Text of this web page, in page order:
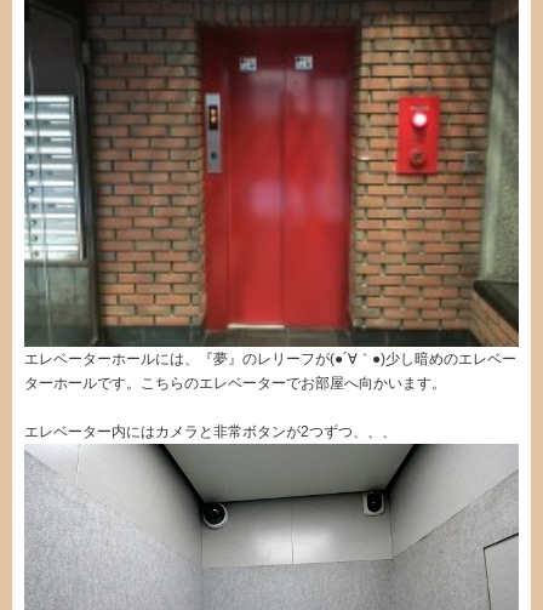
エレベーターホールには、『夢』のレリーフが(●´∀｀●)少し暗めのエレベー
ターホールです。こちらのエレベーターでお部屋へ向かいます。
エレベーター内にはカメラと非常ボタンが2つずつ、、、